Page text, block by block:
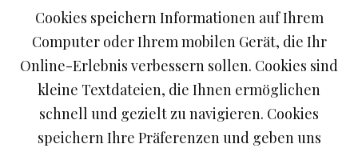
(Grundpreis: 27,14 €/Liter)
19.00 EUR
mehr...
In den Warenkorb legen
Cookies speichern Informationen auf Ihrem
Computer oder Ihrem mobilen Gerät, die Ihr
Online-Erlebnis verbessern sollen. Cookies sind
kleine Textdateien, die Ihnen ermöglichen
schnell und gezielt zu navigieren. Cookies
speichern Ihre Präferenzen und geben uns